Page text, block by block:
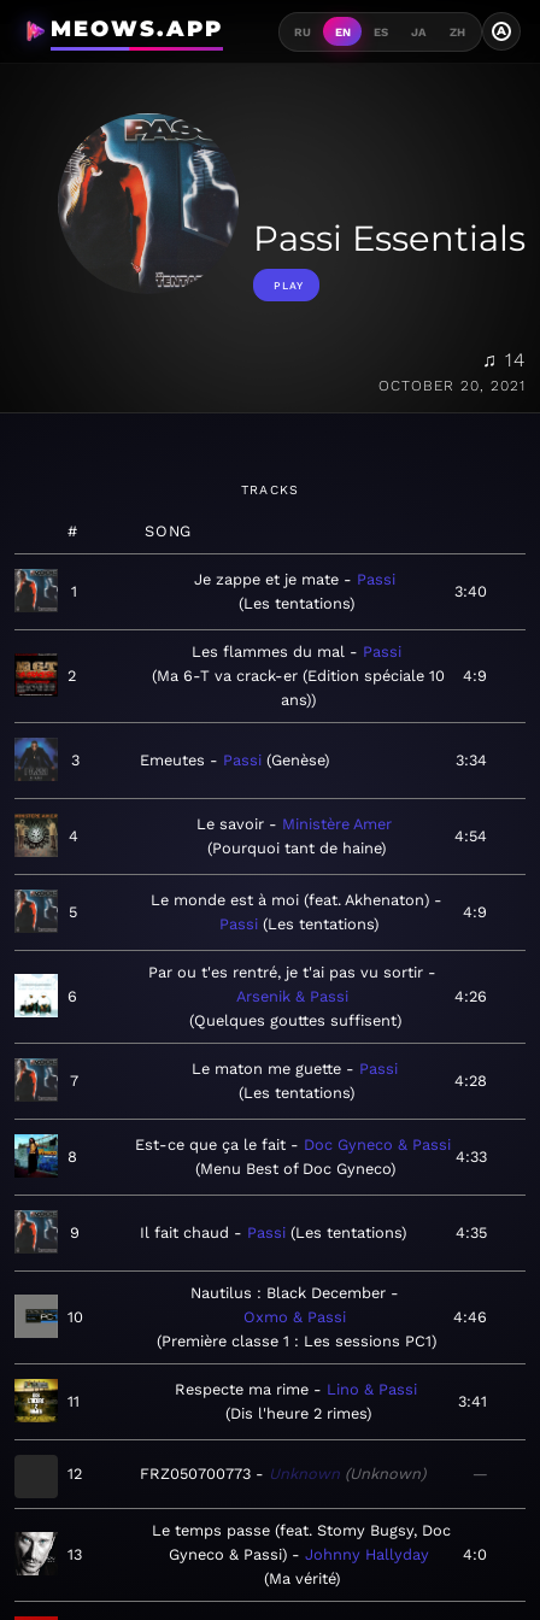
MEOWS.APP RU EN ES JA ZH A
Passi Essentials
PLAY
♫ 14
OCTOBER 20, 2021
TRACKS
# SONG
1
Je zappe et je mate
Passi
Les tentations
3:40
2
Les flammes du mal
Passi
Ma 6-T va crack-er (Edition spéciale 10
ans)
4:9
3 Emeutes Passi Genèse 3:34
4
Le savoir
Ministère Amer
Pourquoi tant de haine
4:54
5
Le monde est à moi (feat. Akhenaton)
Passi Les tentations
4:9
6
Par ou t'es rentré, je t'ai pas vu sortir
Arsenik & Passi
Quelques gouttes suffisent
4:26
7
Le maton me guette
Passi
Les tentations
4:28
8
Est-ce que ça le fait
Doc Gyneco & Passi
Menu Best of Doc Gyneco
4:33
9 Il fait chaud Passi Les tentations 4:35
10
Nautilus : Black December
Oxmo & Passi
Première classe 1 : Les sessions PC1
4:46
11
Respecte ma rime
Lino & Passi
Dis l'heure 2 rimes
3:41
12 FRZ050700773 Unknown Unknown —
13
Le temps passe (feat. Stomy Bugsy, Doc
Gyneco & Passi)
Johnny Hallyday
Ma vérité
4:0